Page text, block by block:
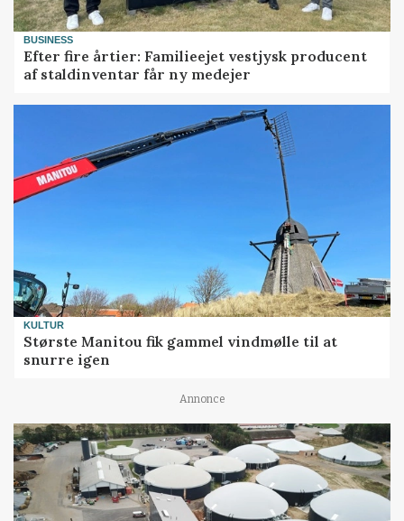
BUSINESS
Efter fire årtier: Familieejet vestjysk producent
af staldinventar får ny medejer
KULTUR
Største Manitou fik gammel vindmølle til at
snurre igen
Annonce